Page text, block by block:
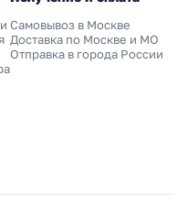
Самовывоз в Москве
Доставка по Москве и МО
Отправка в города России